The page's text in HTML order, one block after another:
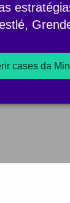
cases da
e
de